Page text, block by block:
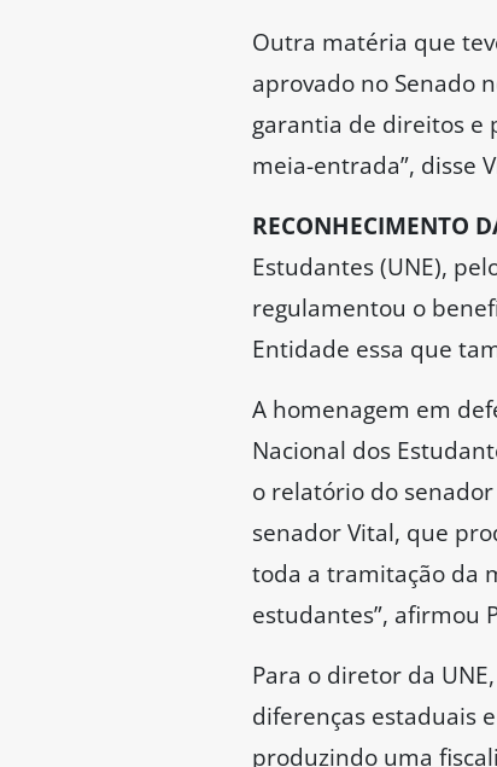
Outra matéria que
aprovado no Senado
garantia de direitos e
meia-entrada”, disse
RECONHECIMENTO
Estudantes (UNE),
regulamentou o
Entidade essa que
A homenagem em
Nacional dos
o relatório do
senador Vital, que
toda a tramitação da
estudantes”, afirmou
Para o diretor da
diferenças estaduais
produzindo uma